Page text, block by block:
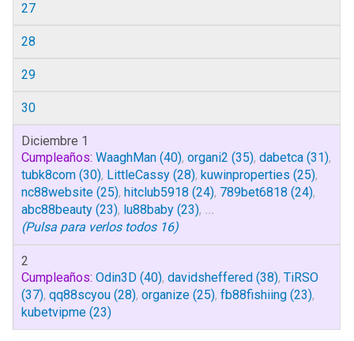
27
28
29
30
Diciembre 1
Cumpleaños: WaaghMan (40), organi2 (35), dabetca (31),
tubk8com (30), LittleCassy (28), kuwinproperties (25),
nc88website (25), hitclub5918 (24), 789bet6818 (24),
abc88beauty (23), lu88baby (23), ...
(Pulsa para verlos todos 16)
2
Cumpleaños: Odin3D (40), davidsheffered (38), TiRSO
(37), qq88scyou (28), organize (25), fb88fishiing (23),
kubetvipme (23)